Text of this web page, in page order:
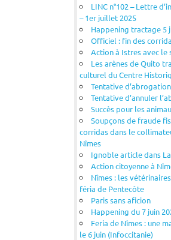
LINC n°102 – Lettre
– 1er juillet 2025
Happening tractage 5
Officiel : fin des
Action à Istres avec le
Les arènes de Quito
culturel du Centre
Tentative
Tentative d’annuler
Succès pour les
Soupçons de fraude
corridas dans le
Nîmes
Ignoble article dans
Action citoyenne à
Nîmes : les
féria de Pentecôte
Paris sans aficion
Happening du 7 juin
Feria de Nîmes : une
le 6 juin (Infoccitanie)